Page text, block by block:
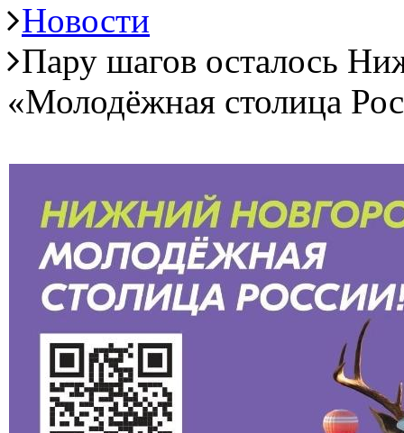
Новости
Пару шагов осталось
«Молодёжная столица